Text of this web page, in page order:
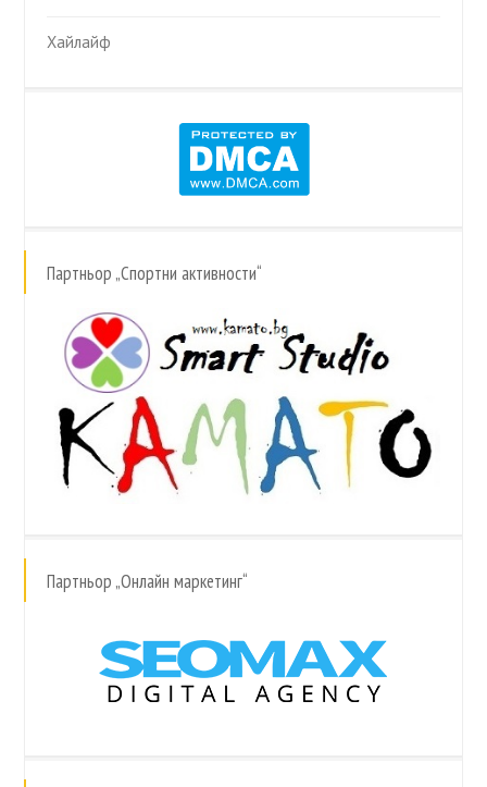
Хайлайф
Партньор „Спортни активности“
Партньор „Онлайн маркетинг“